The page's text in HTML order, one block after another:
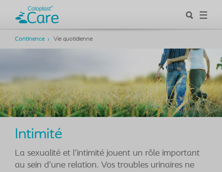
Continence Vie quotidienne
Intimité
La sexualité et l’intimité jouent un rôle important
au sein d'une relation. Vos troubles urinaires ne